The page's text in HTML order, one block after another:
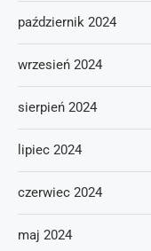
październik 2024
wrzesień 2024
sierpień 2024
lipiec 2024
czerwiec 2024
maj 2024